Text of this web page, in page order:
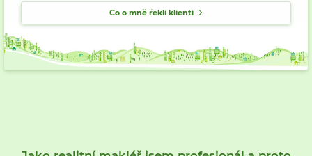
Co o mně řekli klienti